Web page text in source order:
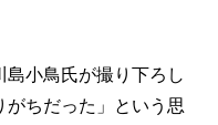
小鳥氏が撮り下ろし
がちだった」という思